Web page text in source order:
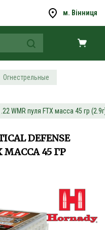
м. Вінниця
Огнестрельные
WMR пуля FTX масса 45 гр
DEFENSE
МАССА 45 ГР